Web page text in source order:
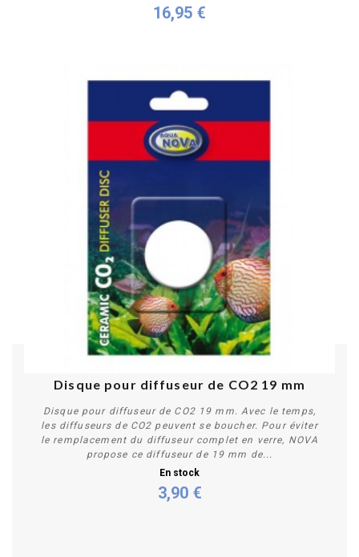
16,95 €
Disque pour diffuseur de CO2 19 mm
Disque pour diffuseur de CO2 19 mm. Avec le temps,
les diffuseurs de CO2 peuvent se boucher. Pour éviter
le remplacement du diffuseur complet en verre, NOVA
propose ce diffuseur de 19 mm de...
En stock
3,90 €